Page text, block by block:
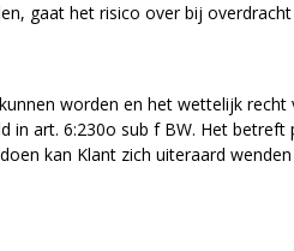
gaat het risico over bij
worden en het wettelijk
in art. 6:230o sub f BW. Het betreft
kan Klant zich uiteraard